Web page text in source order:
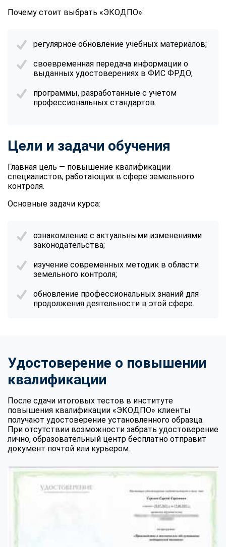
Почему стоит выбрать «ЭКОДПО»:
регулярное обновление учебных материалов;
своевременная передача информации о
выданных удостоверениях в ФИС ФРДО;
программы, разработанные с учетом
профессиональных стандартов.
Цели и задачи обучения
Главная цель — повышение квалификации
специалистов, работающих в сфере земельного
контроля.
Основные задачи курса:
ознакомление с актуальными изменениями
законодательства;
изучение современных методик в области
земельного контроля;
обновление профессиональных знаний для
продолжения деятельности в этой сфере.
Удостоверение о повышении
квалификации
После сдачи итоговых тестов в институте
повышения квалификации «ЭКОДПО» клиенты
получают удостоверение установленного образца.
При отсутствии возможности забрать удостоверение
лично, образовательный центр бесплатно отправит
документ почтой или курьером.